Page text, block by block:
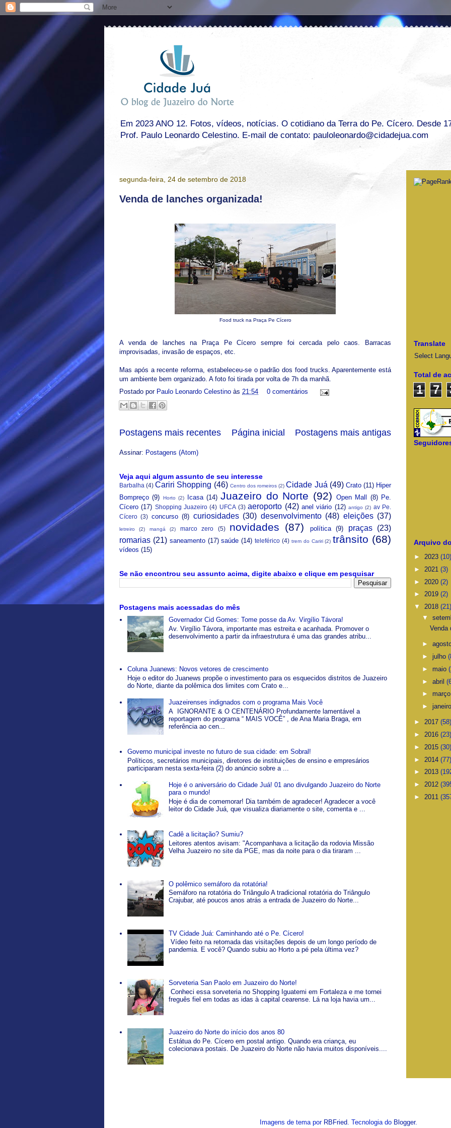
Em 2023 ANO 12. Fotos, vídeos, notícias. O cotidiano da Terra do Pe. Cícero. Desde
Prof. Paulo Leonardo Celestino. E-mail de contato: pauloleonardo@cidadejua.com
segunda-feira, 24 de setembro de 2018
Venda de lanches organizada!
Food truck na Praça Pe Cícero
A venda de lanches na Praça Pe Cícero sempre foi cercada pelo caos. Barracas
improvisadas, invasão de espaços, etc.
Mas após a recente reforma, estabeleceu-se o padrão dos food trucks. Aparentemente está
um ambiente bem organizado. A foto foi tirada por volta de 7h da manhã.
Postado por Paulo Leonardo Celestino às 21:54 0 comentários
Postagens mais recentes Postagens mais antigas
Página inicial
Assinar: Postagens (Atom)
Veja aqui algum assunto de seu interesse
Barbalha (4) Cariri Shopping (46) Centro dos romeiros (2) Cidade Juá (49) Crato (11) Hiper
Bompreço (9) Horto (2) Icasa (14) Juazeiro do Norte (92) Open Mall (8) Pe.
Cícero (17) Shopping Juazeiro (4) UFCA (3) aeroporto (42) anel viário (12) antigo (2) av Pe.
Cícero (3) concurso (8) curiosidades (30) desenvolvimento (48) eleições (37)
letreiro (2) mangá (2) marco zero (5) novidades (87) política (9) praças
(23)
romarias (21) saneamento (17) saúde (14) teleférico (4) trem do Cariri (2) trânsito (68)
vídeos (15)
Se não encontrou seu assunto acima, digite abaixo e clique em pesquisar
Postagens mais acessadas do mês
Governador Cid Gomes: Tome posse da Av. Virgílio Távora!
Av. Virgílio Távora, importante mas estreita e acanhada. Promover o
desenvolvimento a partir da infraestrutura é uma das grandes atribu...
Coluna Juanews: Novos vetores de crescimento
Hoje o editor do Juanews propõe o investimento para os esquecidos distritos de Juazeiro
do Norte, diante da polêmica dos limites com Crato e...
Juazeirenses indignados com o programa Mais Você
A IGNORANTE & O CENTENÁRIO Profundamente lamentável a
reportagem do programa “ MAIS VOCÊ” , de Ana Maria Braga, em
referência ao cen...
Governo municipal investe no futuro de sua cidade: em Sobral!
Políticos, secretários municipais, diretores de instituições de ensino e empresários
participaram nesta sexta-feira (2) do anúncio sobre a ...
Hoje é o aniversário do Cidade Juá! 01 ano divulgando Juazeiro do Norte
para o mundo!
Hoje é dia de comemorar! Dia também de agradecer! Agradecer a você
leitor do Cidade Juá, que visualiza diariamente o site, comenta e ...
Cadê a licitação? Sumiu?
Leitores atentos avisam: "Acompanhava a licitação da rodovia Missão
Velha Juazeiro no site da PGE, mas da noite para o dia tiraram ...
O polêmico semáforo da rotatória!
Semáforo na rotatória do Triângulo A tradicional rotatória do Triângulo
Crajubar, até poucos anos atrás a entrada de Juazeiro do Norte...
TV Cidade Juá: Caminhando até o Pe. Cícero!
Vídeo feito na retomada das visitações depois de um longo período de
pandemia. E você? Quando subiu ao Horto a pé pela última vez?
Sorveteria San Paolo em Juazeiro do Norte!
Conheci essa sorveteria no Shopping Iguatemi em Fortaleza e me tornei
freguês fiel em todas as idas à capital cearense. Lá na loja havia um...
Juazeiro do Norte do início dos anos 80
Estátua do Pe. Cícero em postal antigo. Quando era criança, eu
colecionava postais. De Juazeiro do Norte não havia muitos disponíveis....
Translate
Select
Total de
1 7
Arquivo
► 2023 (10)
► 2021 (3)
► 2020 (2)
► 2019 (2)
▼ 2018 (21)
▼
Venda
►
► julho
► maio
► abril
► março
► janeiro
► 2017 (58)
► 2016 (23)
► 2015 (30)
► 2014 (77)
► 2013
► 2012
► 2011
Imagens de tema por RBFried. Tecnologia do Blogger.